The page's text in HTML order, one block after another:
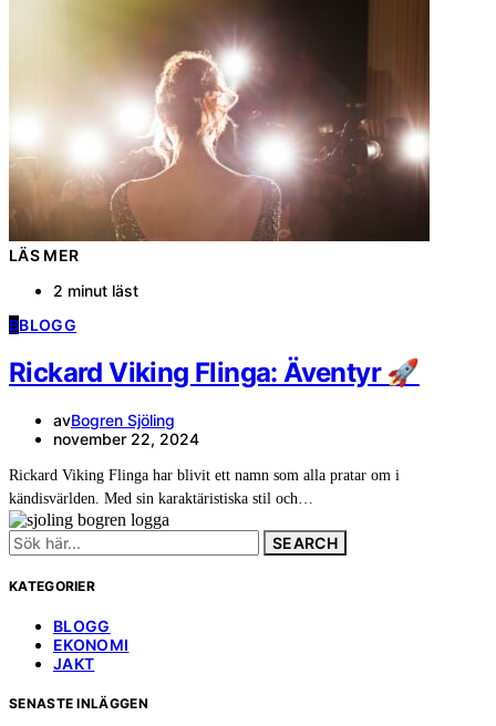
LÄS MER
2 minut läst
BBLOGG
Rickard Viking Flinga: Äventyr 🚀
avBogren Sjöling
november 22, 2024
Rickard Viking Flinga har blivit ett namn som alla pratar om i
kändisvärlden. Med sin karaktäristiska stil och…
Search
for:
KATEGORIER
BLOGG
EKONOMI
JAKT
SENASTE INLÄGGEN